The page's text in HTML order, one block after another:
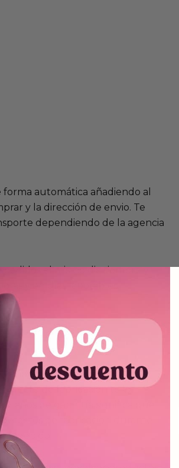
automática añadiendo al
y la dirección de envio. Te
dependiendo de la agencia
el mismo dia siempre y
y en días laborables.
vendemos funcionan
de fabricación te lo
años de garantía significa que
de fabricación durante
indebido.